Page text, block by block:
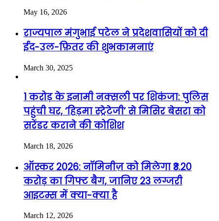
May 16, 2026
राज्यपाल मंगुभाई पटेल ने प्रदेशवासियों को दी
ईद-उल-फ़ितर की शुभकामनाएं
March 30, 2025
1 करोड़ के इनामी नक्सली पर शिकंजा: पुलिस
पहुंची घर, ‘हिड़मा स्ट्रेटेजी’ से मिसिर बेसरा को
सरेंडर कराने की कोशिश
March 18, 2026
ऑस्कर 2026: नॉमिनीज़ को मिलेगा ₹3.20
करोड़ का गिफ्ट बैग, जानिए 23 लग्जरी
आइटम्स में क्या-क्या है
March 12, 2026